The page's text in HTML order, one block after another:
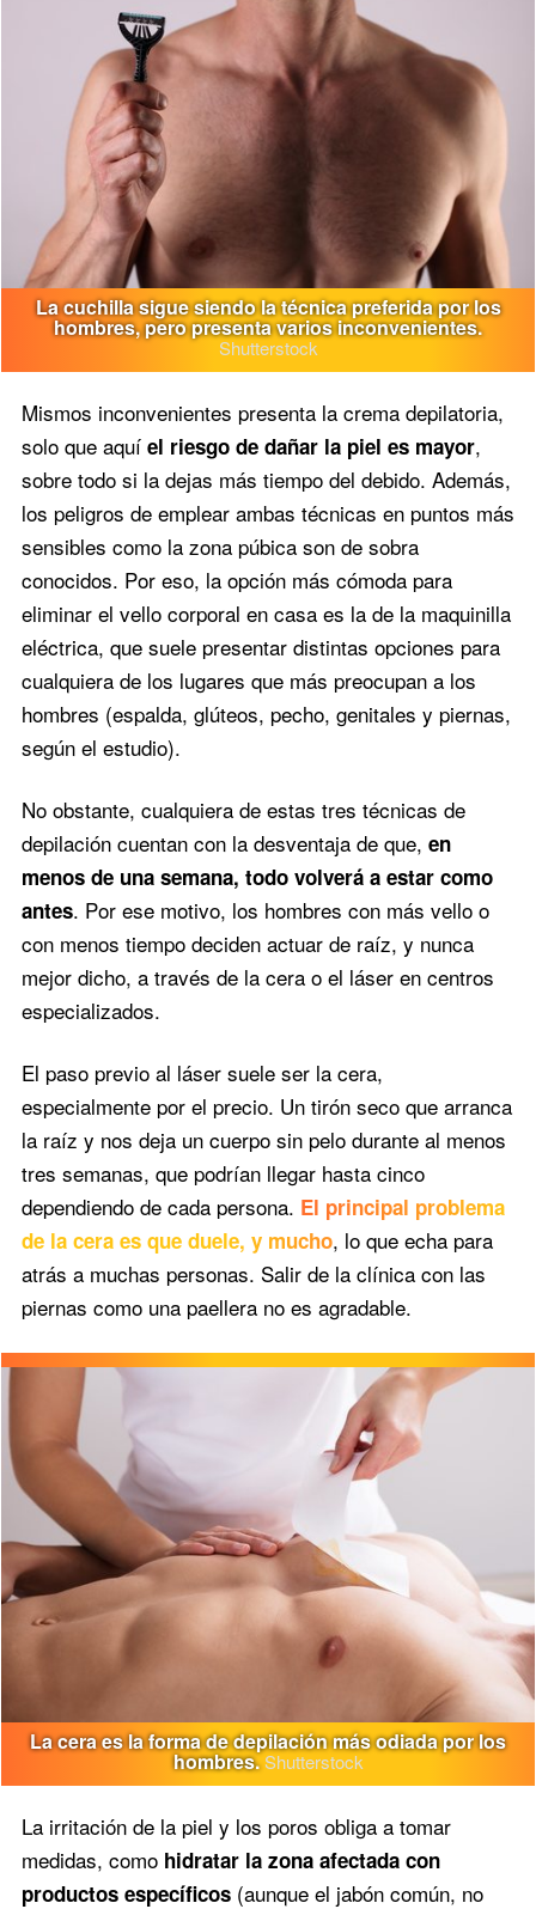
La cuchilla sigue siendo la técnica preferida por los
hombres, pero presenta varios inconvenientes.
Shutterstock
Mismos inconvenientes presenta la crema depilatoria,
solo que aquí el riesgo de dañar la piel es mayor,
sobre todo si la dejas más tiempo del debido. Además,
los peligros de emplear ambas técnicas en puntos más
sensibles como la zona púbica son de sobra
conocidos. Por eso, la opción más cómoda para
eliminar el vello corporal en casa es la de la maquinilla
eléctrica, que suele presentar distintas opciones para
cualquiera de los lugares que más preocupan a los
hombres (espalda, glúteos, pecho, genitales y piernas,
según el estudio).
No obstante, cualquiera de estas tres técnicas de
depilación cuentan con la desventaja de que, en
menos de una semana, todo volverá a estar como
antes. Por ese motivo, los hombres con más vello o
con menos tiempo deciden actuar de raíz, y nunca
mejor dicho, a través de la cera o el láser en centros
especializados.
El paso previo al láser suele ser la cera,
especialmente por el precio. Un tirón seco que arranca
la raíz y nos deja un cuerpo sin pelo durante al menos
tres semanas, que podrían llegar hasta cinco
dependiendo de cada persona. El principal problema
de la cera es que duele, y mucho, lo que echa para
atrás a muchas personas. Salir de la clínica con las
piernas como una paellera no es agradable.
La cera es la forma de depilación más odiada por los
hombres.Shutterstock
La irritación de la piel y los poros obliga a tomar
medidas, como hidratar la zona afectada con
productos específicos(aunque el jabón común, no